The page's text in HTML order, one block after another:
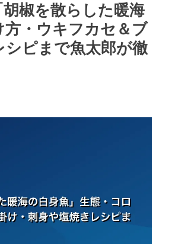
椒を散らした暖海
・ウキフカセ＆ブ
シピまで魚太郎が徹